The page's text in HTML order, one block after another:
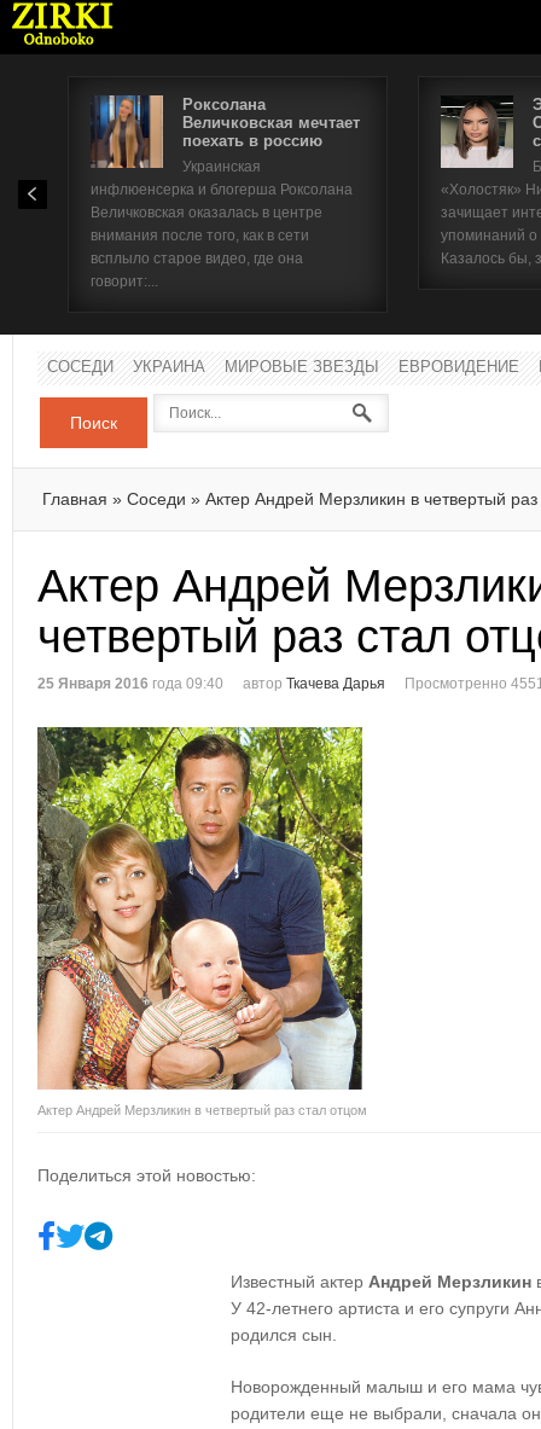
Роксолана
Величковская мечтает
поехать в россию
Украинская
инфлюенсерка и блогерша Роксолана
Величковская оказалась в центре
внимания после того, как в сети
всплыло старое видео, где она
говорит:...
«Холостяк»
зачищает
упоминаний
Казалось бы,
СОСЕДИ УКРАИНА МИРОВЫЕ ЗВЕЗДЫ ЕВРОВИДЕНИЕ
Поиск
Главная » Соседи » Актер Андрей Мерзликин в четвертый
Актер Андрей
четвертый раз стал
25 Января 2016 года 09:40 автор Ткачева Дарья Просмотренно
Актер Андрей Мерзликин в четвертый раз стал отцом
Поделиться этой новостью:
Известный актер Андрей Мерзликин
У 42-летнего артиста и его супруги
родился сын.
Новорожденный малыш и его мама
родители еще не выбрали, сначала
Имя